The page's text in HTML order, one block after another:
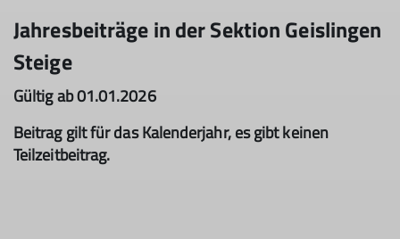
Jahresbeiträge in der Sektion Geislingen
Steige
Gültig ab 01.01.2026
Beitrag gilt für das Kalenderjahr, es gibt keinen
Teilzeitbeitrag.